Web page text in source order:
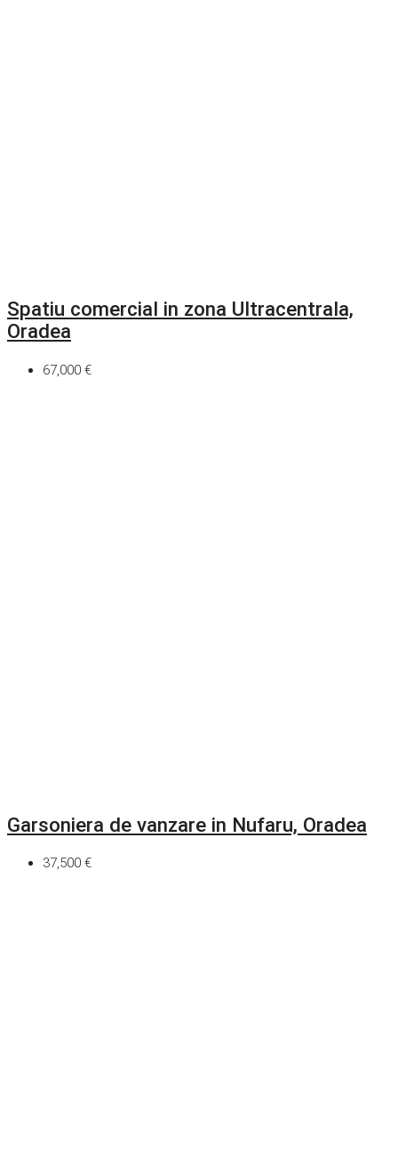
Spatiu comercial in zona Ultracentrala,
Oradea
67,000 €
Garsoniera de vanzare in Nufaru, Oradea
37,500 €